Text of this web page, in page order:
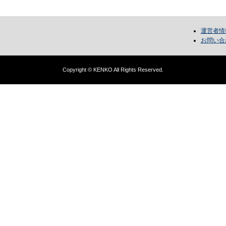
運営者情
お問い
Copyright © KENKO All Rights Reserved.